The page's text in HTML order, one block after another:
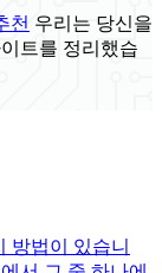
천 우리는 당신을
트를 정리했습
방법이 있습니